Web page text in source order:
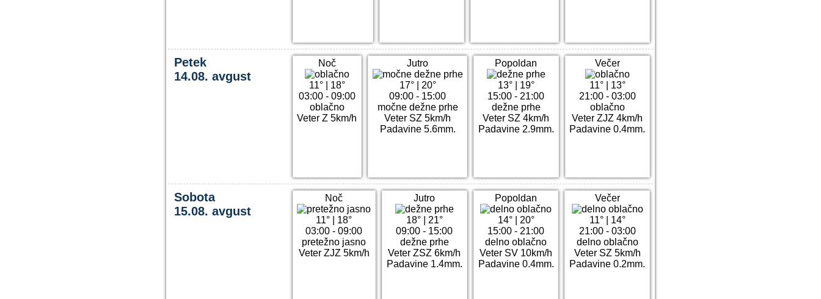
Petek
14.08. avgust
Noč
11°| 18°
03:00 - 09:00
oblačno
Veter Z 5km/h
Jutro
17°| 20°
09:00 - 15:00
močne dežne prhe
Veter SZ 5km/h
Padavine 5.6mm.
Popoldan
13°| 19°
15:00 - 21:00
dežne prhe
Veter SZ 4km/h
Padavine 2.9mm.
Večer
11°| 13°
21:00 - 03:00
oblačno
Veter ZJZ 4km/h
Padavine 0.4mm.
Sobota
15.08. avgust
Noč
11°
18°
03:00 - 09:00
pretežno jasno
Veter ZJZ 5km/h
Jutro
18°| 21°
09:00 - 15:00
dežne prhe
Veter ZSZ 6km/h
Padavine 1.4mm.
Popoldan
14°| 20°
15:00 - 21:00
delno oblačno
Veter SV 10km/h
Padavine 0.4mm.
Večer
11°| 14°
21:00 - 03:00
delno oblačno
Veter SZ 5km/h
Padavine 0.2mm.